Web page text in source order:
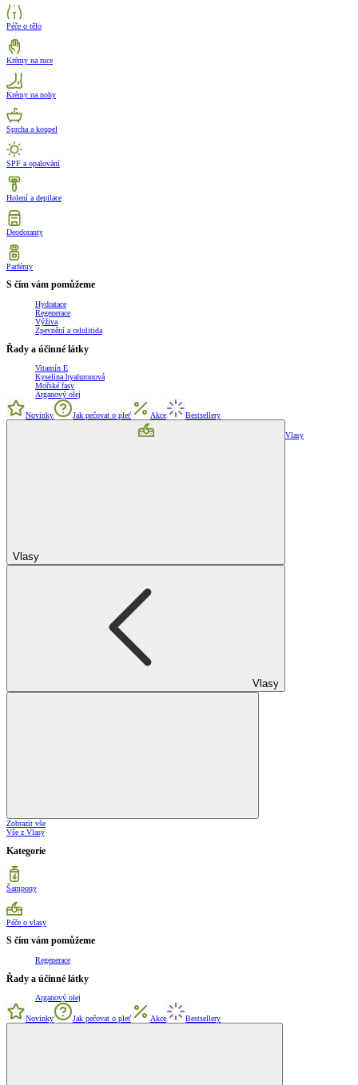
Péče o tělo
Krémy na ruce
Krémy na nohy
Sprcha a koupel
SPF a opalování
Holení a depilace
Deodoranty
Parfémy
S čím vám pomůžeme
Hydratace
Regenerace
Výživa
Zpevnění a celulitida
Řady a účinné látky
Vitamín E
Kyselina hyaluronová
Mořské řasy
Arganový olej
Novinky Jak pečovat o pleť Akce Bestsellery
Vlasy
Vlasy
Vlasy
Zobrazit vše
Vše z Vlasy
Kategorie
Šampony
Péče o vlasy
S čím vám pomůžeme
Regenerace
Řady a účinné látky
Arganový olej
Novinky Jak pečovat o pleť Akce Bestsellery